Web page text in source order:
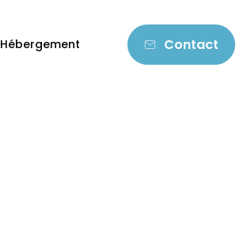
Hébergement Contact